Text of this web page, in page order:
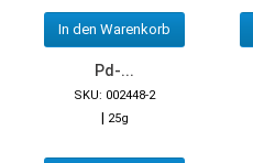
In den Warenkorb
Pd-...
SKU: 002448-2
| 25g